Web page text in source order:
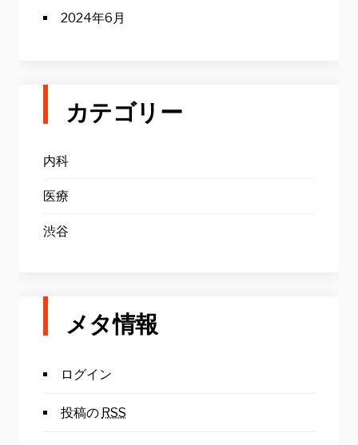
2024年6月
カテゴリー
内科
医療
渋谷
メタ情報
ログイン
投稿の RSS